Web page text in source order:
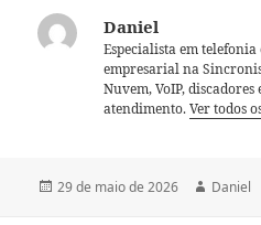
Daniel
Especialista em
empresarial na
Nuvem, VoIP,
atendimento.Ver todos
Publicado
29 de maio de 2026 Autor
Daniel